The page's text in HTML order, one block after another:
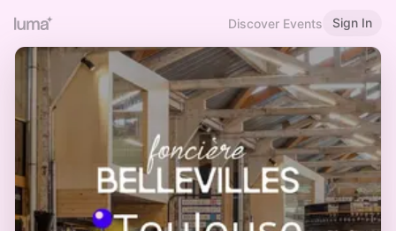
Discover Events Sign In